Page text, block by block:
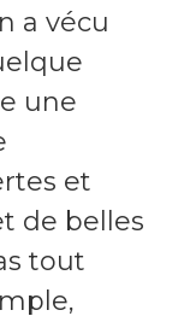
a vécu
une
et
de belles
tout